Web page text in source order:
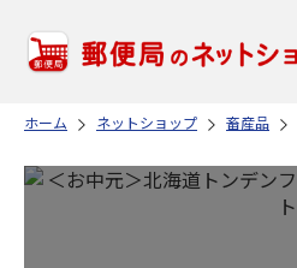
ホーム ネットショップ 畜産品